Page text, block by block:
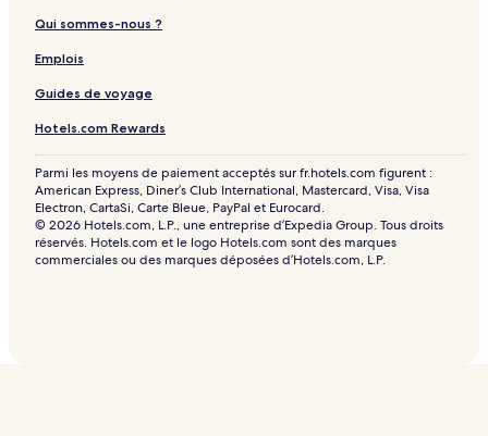
Qui sommes-nous ?
Emplois
Guides de voyage
Hotels.com Rewards
Parmi les moyens de paiement acceptés sur fr.hotels.com figurent :
American Express, Diner’s Club International, Mastercard, Visa, Visa
Electron, CartaSi, Carte Bleue, PayPal et Eurocard.
© 2026 Hotels.com, L.P., une entreprise d’Expedia Group. Tous droits
réservés. Hotels.com et le logo Hotels.com sont des marques
commerciales ou des marques déposées d’Hotels.com, L.P.